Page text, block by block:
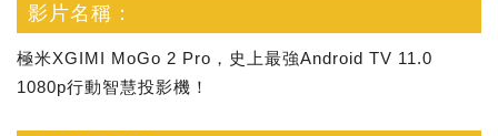
影片名稱：
極米XGIMI MoGo 2 Pro，史上最強Android TV 11.0
1080p行動智慧投影機！